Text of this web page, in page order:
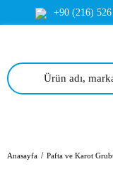
+90 (216)
Anasayfa Pafta ve Karot